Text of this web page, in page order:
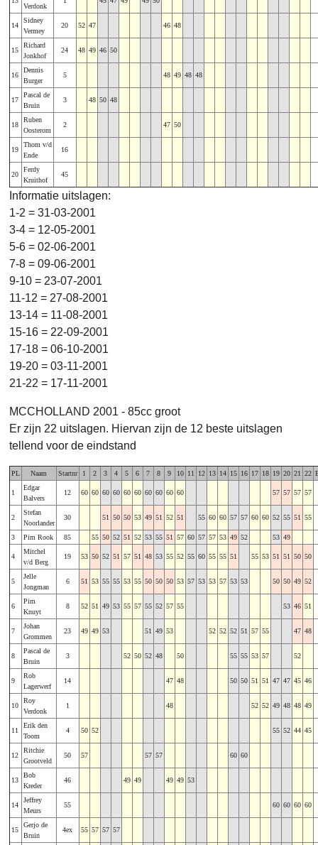
Verdonk
14
Sidney
Vermey
20 52 47 46 48
15
Richard
Jonkhof
24 48 49 46 50
16
Dennis
Burger
5 48 49 48 48
17
Pascal de
Bruin
3 48 50 48
18
Ruben
Oosterom
2 47 50
19
Thom v/d
Ende
16
20
Ferdy
Kruithof
45
Informatie uitslagen:
1-2 = 31-03-2001
3-4 = 12-05-2001
5-6 = 02-06-2001
7-8 = 09-06-2001
9-10 = 23-07-2001
11-12 = 27-08-2001
13-14 = 11-08-2001
15-16 = 22-09-2001
17-18 = 06-10-2001
19-20 = 03-11-2001
21-22 = 17-11-2001
MCCHOLLAND 2001 - 85cc groot
Er zijn 22 uitslagen. Hiervan zijn de 12 beste uitslagen
tellend voor de eindstand
PL Naam Startnr 1 2 3 4 5 6 7 8 9 10 11 12 13 14 15 16 17 18 19 20 21 22
1
Edgar
Balvers
12 60 60 60 60 60 60 60 60 60 60 57 57 57 57
2
Stefan
Noorlander
30 51 50 50 53 49 51 52 51 55 60 60 57 57 60 60 52 55 51 55
3 Pim Rook 85 55 50 52 51 52 53 55 51 57 60 57 57 53 49 52 53 49
4
Mitchel
v/d Berg
19 53 50 52 51 57 51 48 53 55 52 55 60 55 55 51 55 53 51 51 50 50
5
Jelle
Jongman
6 51 53 55 55 53 55 50 50 50 53 57 53 53 57 53 53 50 50 49 52
6
Pim
Knuyt
8 52 51 49 53 55 57 55 52 57 55 53 46 51
7
Johan
Grommen
23 49 49 53 51 49 53 52 52 52 51 57 55 47 48
8
Pascal de
Bruin
3 52 50 52 48 50 55 55 53 57 52
9
Rob
Lagerwerf
14 47 48 50 50 51 51 47 47 45 46
10
Roy
Verdonk
1 48 52 52 49 48 48 49
11
Erik den
Toom
4 50 52 55 52 44 45
12
Ritchie
Grootveld
50 57 57 57 60 60
13
Bob
Kreder
46 49 49 49 49 53
14
Jeffrey
Meurs
55 60 60 60 60
15
Gerjo de
Bruin
4ex 55 57 57 57